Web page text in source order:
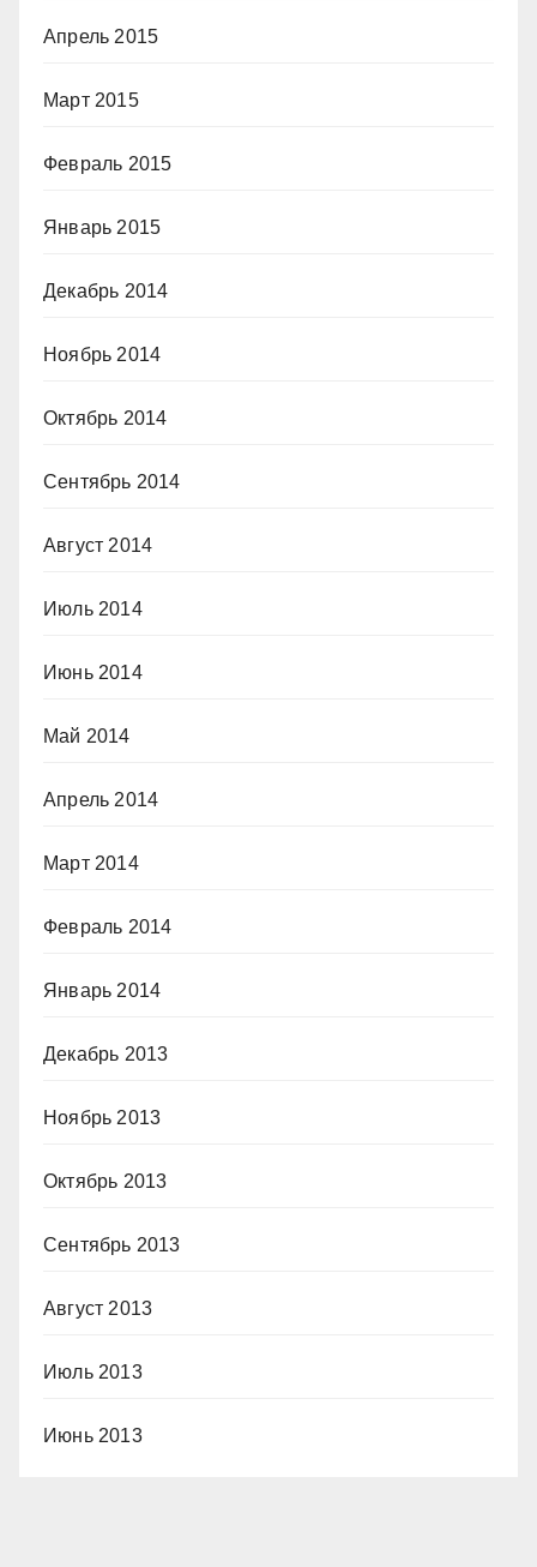
Апрель 2015
Март 2015
Февраль 2015
Январь 2015
Декабрь 2014
Ноябрь 2014
Октябрь 2014
Сентябрь 2014
Август 2014
Июль 2014
Июнь 2014
Май 2014
Апрель 2014
Март 2014
Февраль 2014
Январь 2014
Декабрь 2013
Ноябрь 2013
Октябрь 2013
Сентябрь 2013
Август 2013
Июль 2013
Июнь 2013